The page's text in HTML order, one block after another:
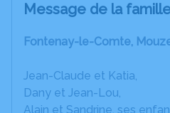
Message de la
Fontenay-le-Comte,
Jean-Claude et Katia,
Dany et Jean-Lou,
Alain et Sandrine, ses